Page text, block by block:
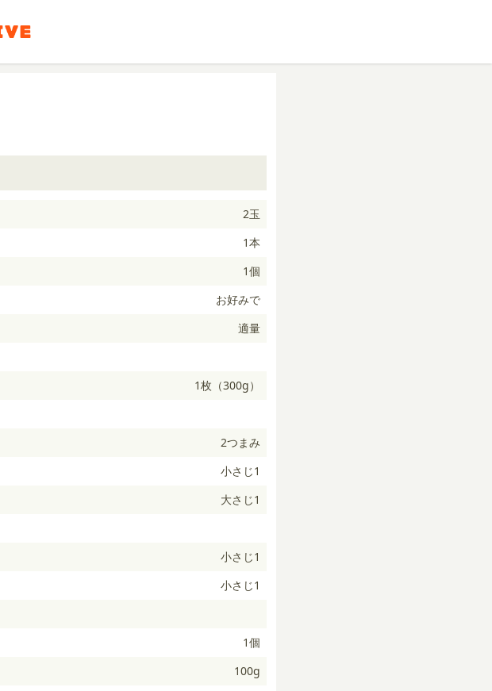
2玉
1本
1個
お好みで
適量
1枚（300g）
2つまみ
小さじ1
大さじ1
小さじ1
小さじ1
1個
100g